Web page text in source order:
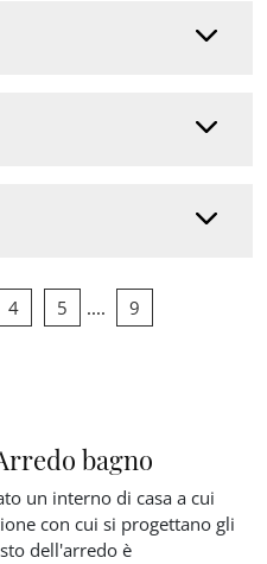
4 5 .... 9
bagno
un interno di casa a cui
con cui si progettano gli
dell'arredo è